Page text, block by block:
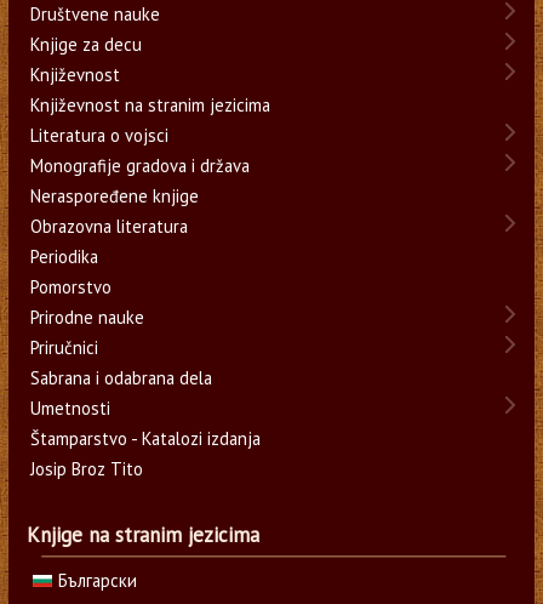
Društvene nauke
Knjige za decu
Književnost
Književnost na stranim jezicima
Literatura o vojsci
Monografije gradova i država
Neraspoređene knjige
Obrazovna literatura
Periodika
Pomorstvo
Prirodne nauke
Priručnici
Sabrana i odabrana dela
Umetnosti
Štamparstvo - Katalozi izdanja
Josip Broz Tito
Knjige na stranim jezicima
Български